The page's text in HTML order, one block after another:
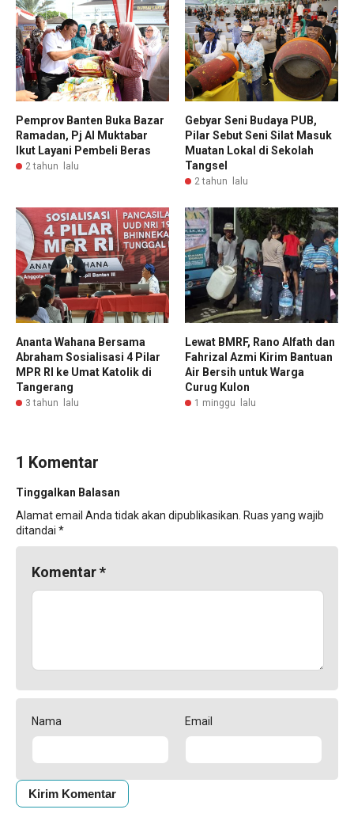
Pemprov Banten Buka Bazar
Ramadan, Pj Al Muktabar
Ikut Layani Pembeli Beras
2 tahun lalu
Gebyar Seni Budaya PUB,
Pilar Sebut Seni Silat Masuk
Muatan Lokal di Sekolah
Tangsel
2 tahun lalu
Ananta Wahana Bersama
Abraham Sosialisasi 4 Pilar
MPR RI ke Umat Katolik di
Tangerang
3 tahun lalu
Lewat BMRF, Rano Alfath dan
Fahrizal Azmi Kirim Bantuan
Air Bersih untuk Warga
Curug Kulon
1 minggu lalu
1 Komentar
Tinggalkan Balasan
Alamat email Anda tidak akan dipublikasikan. Ruas yang wajib
ditandai *
Komentar*
Nama Email